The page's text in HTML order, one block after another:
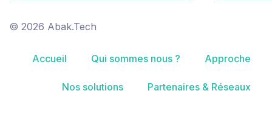
© 2026 Abak.Tech
Accueil Qui sommes nous ? Approche
Nos solutions Partenaires & Réseaux